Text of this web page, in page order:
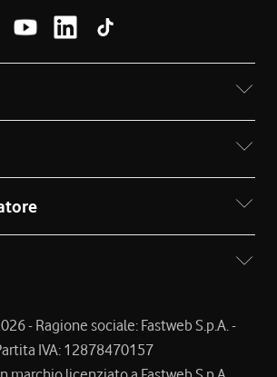
- Ragione sociale: Fastweb S.p.A. -
IVA: 12878470157